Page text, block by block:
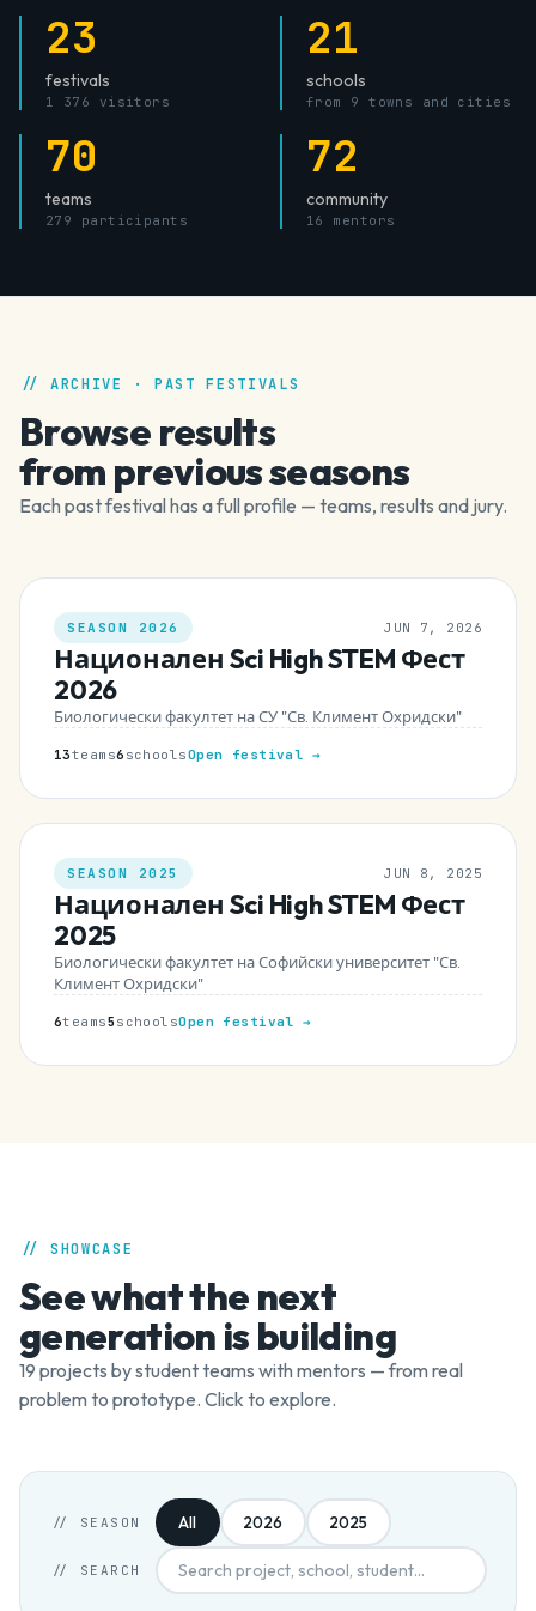
23
festivals
1 376 visitors
21
schools
from 9 towns and cities
70
teams
279 participants
72
community
16 mentors
// ARCHIVE · PAST FESTIVALS
Browse results
from previous seasons
Each past festival has a full profile — teams, results and jury.
SEASON 2026 JUN 7, 2026
Национален Sci High STEM Фест
2026
Биологически факултет на СУ "Св. Климент Охридски"
13teams6 schoolsOpen festival →
SEASON 2025 JUN 8, 2025
Национален Sci High STEM Фест
2025
Биологически факултет на Софийски университет "Св.
Климент Охридски"
6teams5 schoolsOpen festival →
// SHOWCASE
See what the next
generation is building
19 projects by student teams with mentors — from real
problem to prototype. Click to explore.
// SEASON All 2026 2025
// SEARCH